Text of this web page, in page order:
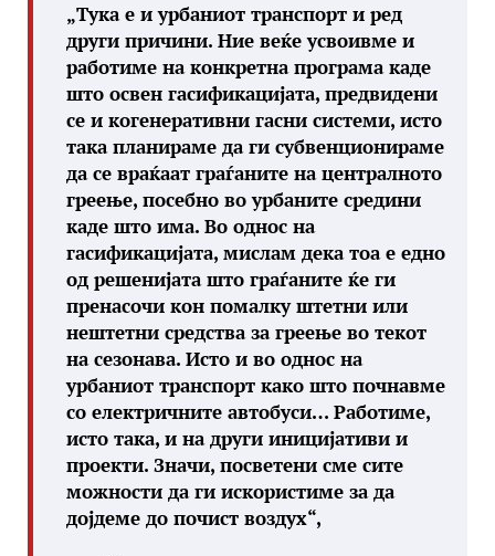
„Тука е и урбаниот транспорт и ред
други причини. Ние веќе усвоивме и
работиме на конкретна програма каде
што освен гасификацијата, предвидени
се и когенеративни гасни системи, исто
така планираме да ги субвенционираме
да се враќаат граѓаните на централното
греење, посебно во урбаните средини
каде што има. Во однос на
гасификацијата, мислам дека тоа е едно
од решенијата што граѓаните ќе ги
пренасочи кон помалку штетни или
нештетни средства за греење во текот
на сезонава. Исто и во однос на
урбаниот транспорт како што почнавме
со електричните автобуси… Работиме,
исто така, и на други иницијативи и
проекти. Значи, посветени сме сите
можности да ги искористиме за да
дојдеме до почист воздух“,